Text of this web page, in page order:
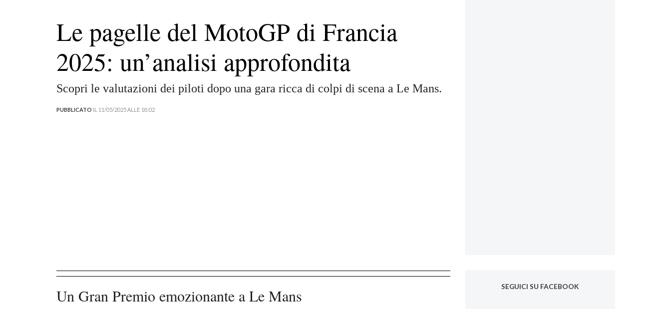
Le pagelle del MotoGP di Francia
2025: un’analisi approfondita
Scopri le valutazioni dei piloti dopo una gara ricca di colpi di scena a Le Mans.
PUBBLICATO IL 11/05/2025 ALLE 18:02
Un Gran Premio emozionante a Le Mans SEGUICI SU FACEBOOK